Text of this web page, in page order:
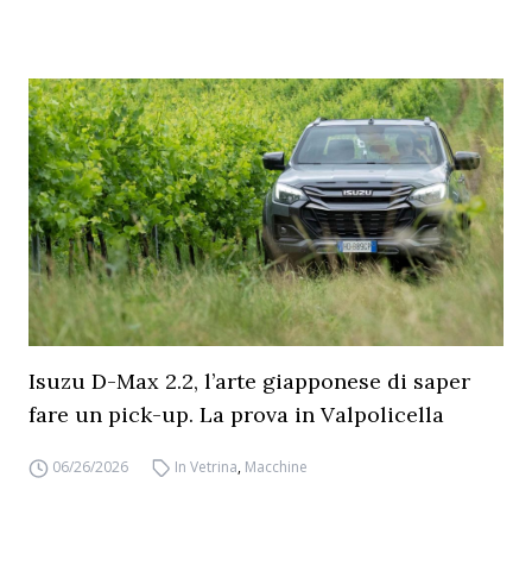
Isuzu D-Max 2.2, l’arte giapponese di saper
fare un pick-up. La prova in Valpolicella
06/26/2026 In Vetrina, Macchine